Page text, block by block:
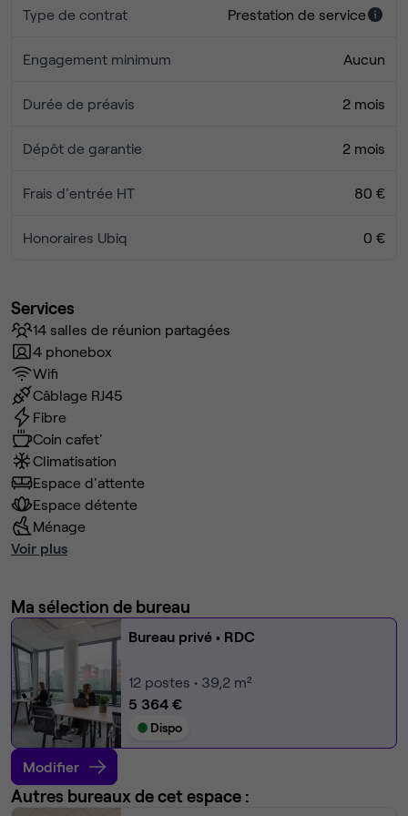
Type de contrat Prestation de service
Engagement minimum Aucun
Durée de préavis 2 mois
Dépôt de garantie 2 mois
Frais d'entrée HT 80 €
Honoraires Ubiq 0 €
Services
14 salles de réunion partagées
4 phonebox
Wifi
Câblage RJ45
Fibre
Coin cafet'
Climatisation
Espace d'attente
Espace détente
Ménage
Voir plus
Ma sélection de bureau
Bureau privé • RDC
12 postes • 39,2 m²
5 364 €
Dispo
Modifier
Autres bureaux de cet espace :